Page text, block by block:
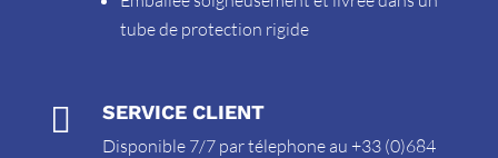
tube de protection rigide
 SERVICE CLIENT
Disponible 7/7 par télephone au +33 (0)684